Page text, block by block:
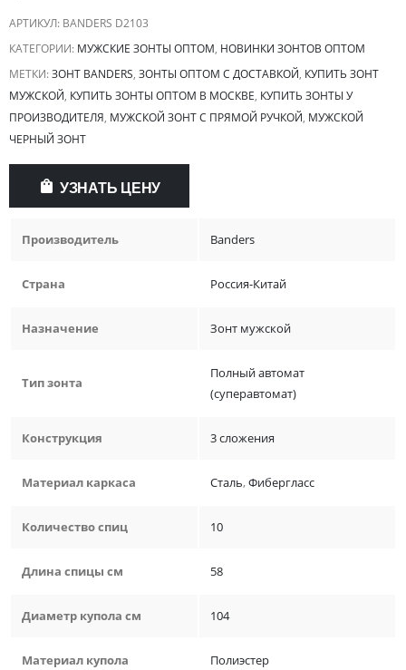
АРТИКУЛ: BANDERS D2103
КАТЕГОРИИ: МУЖСКИЕ ЗОНТЫ ОПТОМ, НОВИНКИ ЗОНТОВ ОПТОМ
МЕТКИ:ЗОНТ BANDERS, ЗОНТЫ ОПТОМ С ДОСТАВКОЙ, КУПИТЬ ЗОНТ
МУЖСКОЙ, КУПИТЬ ЗОНТЫ ОПТОМ В МОСКВЕ, КУПИТЬ ЗОНТЫ У
ПРОИЗВОДИТЕЛЯ, МУЖСКОЙ ЗОНТ С ПРЯМОЙ РУЧКОЙ, МУЖСКОЙ
ЧЕРНЫЙ ЗОНТ
УЗНАТЬ ЦЕНУ
Производитель Banders
Страна Россия-Китай
Назначение Зонт мужской
Тип зонта
Полный автомат
(суперавтомат)
Конструкция 3 сложения
Материал каркаса Сталь,Фибергласс
Количество спиц 10
Длина спицы см 58
Диаметр купола см 104
Материал купола Полиэстер